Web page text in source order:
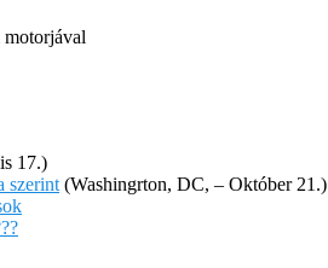
17.)
szerint (Washingrton, DC, – Október 21.)